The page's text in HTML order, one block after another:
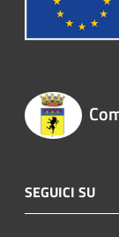
SEGUICI SU